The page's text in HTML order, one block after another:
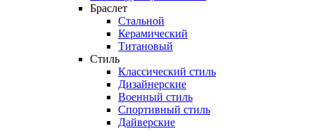
Браслет
Стальной
Керамический
Титановый
Стиль
Классический стиль
Дизайнерские
Военный стиль
Спортивный стиль
Дайверские